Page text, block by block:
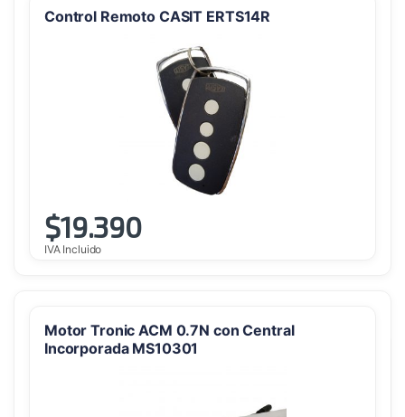
Control Remoto CASIT ERTS14R
$19.390
IVA Incluido
Motor Tronic ACM 0.7N con Central
Incorporada MS10301